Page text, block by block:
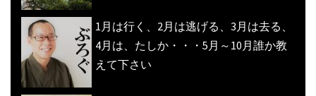
1月は行く、2月は逃げる、3月は去る、
4月は、たしか・・・5月～10月誰か教
えて下さい